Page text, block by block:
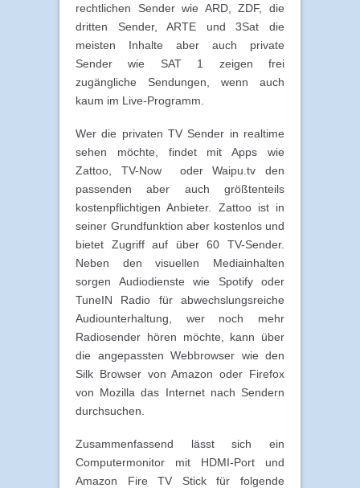
rechtlichen Sender wie ARD, ZDF, die
dritten Sender, ARTE und 3Sat die
meisten Inhalte aber auch private
Sender wie SAT 1 zeigen frei
zugängliche Sendungen, wenn auch
kaum im Live-Programm.
Wer die privaten TV Sender in realtime
sehen möchte, findet mit Apps wie
Zattoo, TV-Now oder Waipu.tv den
passenden aber auch größtenteils
kostenpflichtigen Anbieter. Zattoo ist in
seiner Grundfunktion aber kostenlos und
bietet Zugriff auf über 60 TV-Sender.
Neben den visuellen Mediainhalten
sorgen Audiodienste wie Spotify oder
TuneIN Radio für abwechslungsreiche
Audiounterhaltung, wer noch mehr
Radiosender hören möchte, kann über
die angepassten Webbrowser wie den
Silk Browser von Amazon oder Firefox
von Mozilla das Internet nach Sendern
durchsuchen.
Zusammenfassend lässt sich ein
Computermonitor mit HDMI-Port und
Amazon Fire TV Stick für folgende